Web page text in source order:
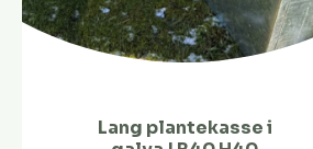
Lang plantekasse i